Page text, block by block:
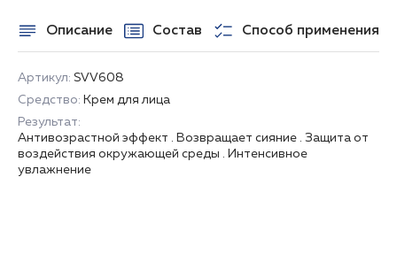
Описание Состав Способ применения
Артикул: SVV608
Средство: Крем для лица
Результат:
Антивозрастной эффект . Возвращает сияние . Защита от
воздействия окружающей среды . Интенсивное
увлажнение